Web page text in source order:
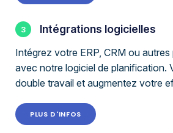
Intégrations logicielles
Intégrez votre ERP, CRM ou
avec notre logiciel de planification.
double travail et augmentez votre
PLUS D'INFOS